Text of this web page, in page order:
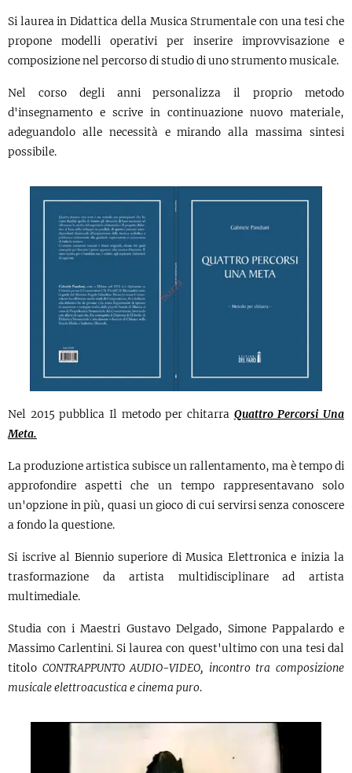
Si laurea in Didattica della Musica Strumentale con una tesi che
propone modelli operativi per inserire improvvisazione e
composizione nel percorso di studio di uno strumento musicale.
Nel corso degli anni personalizza il proprio metodo
d'insegnamento e scrive in continuazione nuovo materiale,
adeguandolo alle necessità e mirando alla massima sintesi
possibile.
Nel 2015 pubblica Il metodo per chitarra Quattro Percorsi Una
Meta.
La produzione artistica subisce un rallentamento, ma è tempo di
approfondire aspetti che un tempo rappresentavano solo
un'opzione in più, quasi un gioco di cui servirsi senza conoscere
a fondo la questione.
Si iscrive al Biennio superiore di Musica Elettronica e inizia la
trasformazione da artista multidisciplinare ad artista
multimediale.
Studia con i Maestri Gustavo Delgado, Simone Pappalardo e
Massimo Carlentini. Si laurea con quest'ultimo con una tesi dal
titolo CONTRAPPUNTO AUDIO-VIDEO, incontro tra composizione
musicale elettroacustica e cinema puro.